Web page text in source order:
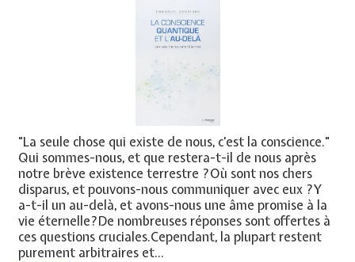
"La seule chose qui existe de nous, c'est la conscience."
Qui sommes-nous, et que restera-t-il de nous après
notre brève existence terrestre ?Où sont nos chers
disparus, et pouvons-nous communiquer avec eux ?Y
a-t-il un au-delà, et avons-nous une âme promise à la
vie éternelle?De nombreuses réponses sont offertes à
ces questions cruciales.Cependant, la plupart restent
purement arbitraires et...